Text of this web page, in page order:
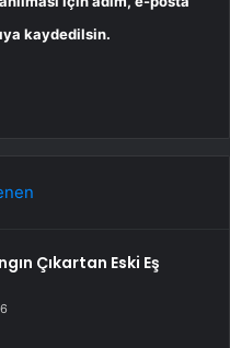
kaydedilsin.
Çıkartan Eski Eş